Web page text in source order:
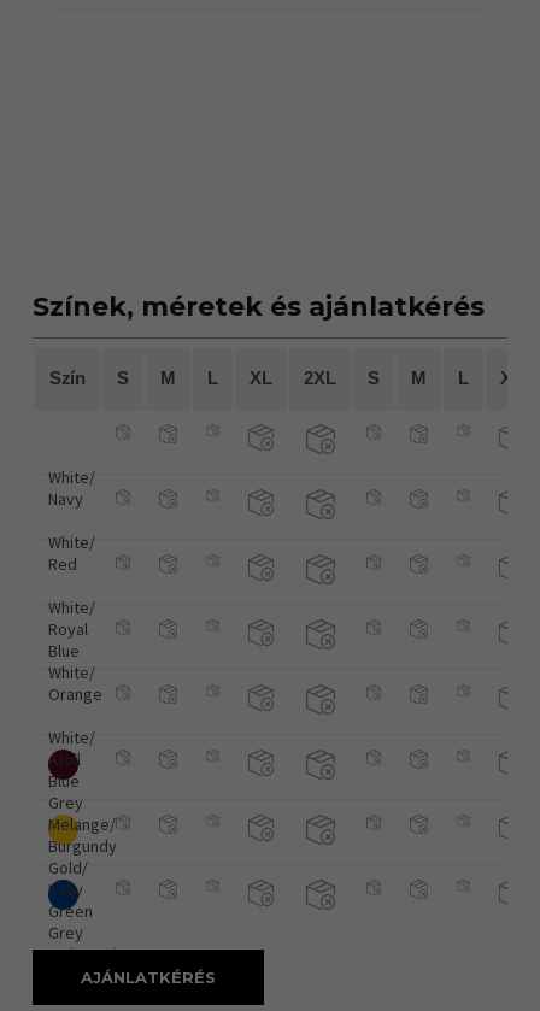
Színek, méretek és ajánlatkérés
Szín S M L XL 2XL S M L XL
White/
Navy
White/
Red
White/
Royal
Blue
White/
Orange
White/
Atoll
Blue
Grey
Melange/
Burgundy
Gold/
Kelly
Green
Grey
Melange/
RoyalAJÁNLATKÉRÉS